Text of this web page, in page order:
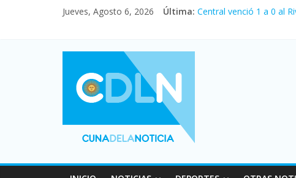
Jueves, Agosto 6, 2026 Última: Central venció 1 a 0 al
Vacaciones de
Fuerte caída de la